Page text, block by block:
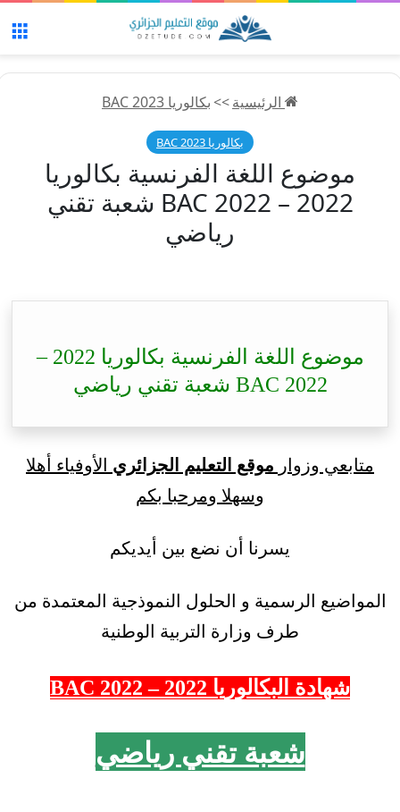
الرئيسية>>بكالوريا 2023 BAC
بكالوريا 2023 BAC
موضوع اللغة الفرنسية بكالوريا
2022 – BAC 2022 شعبة تقني
رياضي
موضوع اللغة الفرنسية بكالوريا 2022 –
BAC 2022 شعبة تقني رياضي
متابعي وزوار موقع التعليم الجزائري الأوفياء أهلا
وسهلا ومرحبا بكم
يسرنا أن نضع بين أيديكم
المواضيع الرسمية و الحلول النموذجية المعتمدة من
طرف وزارة التربية الوطنية
شهادة البكالوريا 2022 – 2022 BAC
شعبة تقني رياضي